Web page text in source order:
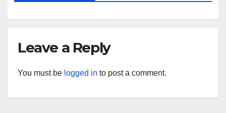
Leave a Reply
You must be logged in to post a comment.